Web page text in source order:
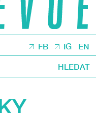
FB IG EN
HLEDAT